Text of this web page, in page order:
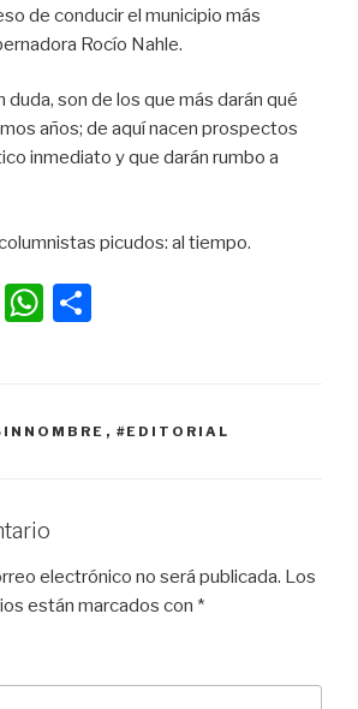
de conducir el municipio más
Rocío Nahle.
duda, son de los que más darán qué
años; de aquí nacen prospectos
inmediato y que darán rumbo a
picudos: al tiempo.
E
W
s
p
p , #EDITORIAL
electrónico no será publicada. Los
están marcados con *